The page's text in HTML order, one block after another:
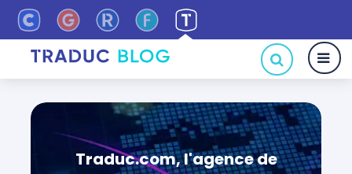
Traduc.com, l'agence de